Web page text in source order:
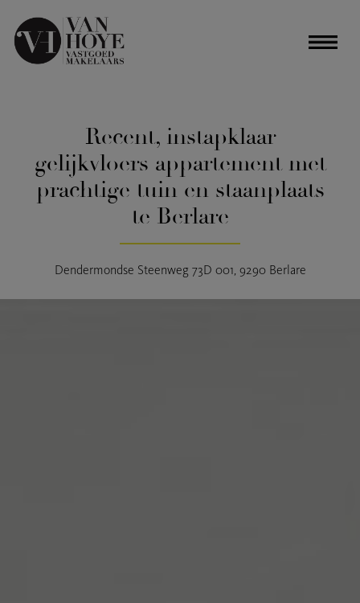
Recent, instapklaar
gelijkvloers appartement met
prachtige tuin en staanplaats
te Berlare
Dendermondse Steenweg 73D 001, 9290 Berlare